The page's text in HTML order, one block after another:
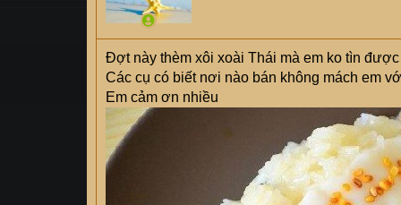
r
t
e
r
Đợt này thèm xôi xoài Thái mà em ko tìn
Các cụ có biết nơi nào bán không mách em
Em cảm ơn nhiều